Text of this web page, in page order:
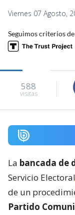
Viernes 07 Agosto,
Seguimos criterios de
588
visitas
La bancada de
Servicio Electoral
de un
Partido